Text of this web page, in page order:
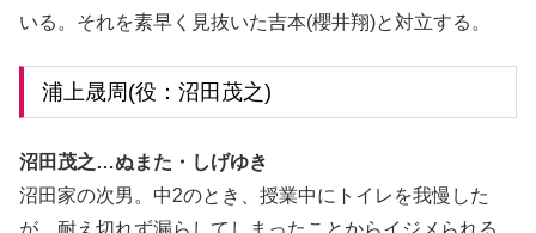
いる。それを素早く見抜いた吉本(櫻井翔)と対立する。
浦上晟周(役：沼田茂之)
沼田茂之…ぬまた・しげゆき
沼田家の次男。中2のとき、授業中にトイレを我慢した
が、耐え切れず漏らしてしまったことからイジメられる。